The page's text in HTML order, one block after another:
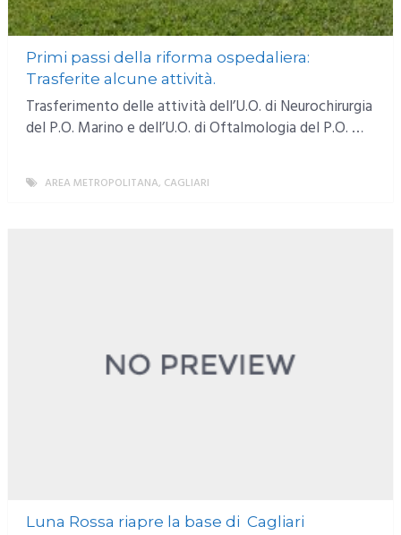
Primi passi della riforma ospedaliera:
Trasferite alcune attività.
Trasferimento delle attività dell’U.O. di Neurochirurgia
del P.O. Marino e dell’U.O. di Oftalmologia del P.O. …
AREA METROPOLITANA, CAGLIARI
Luna Rossa riapre la base di Cagliari